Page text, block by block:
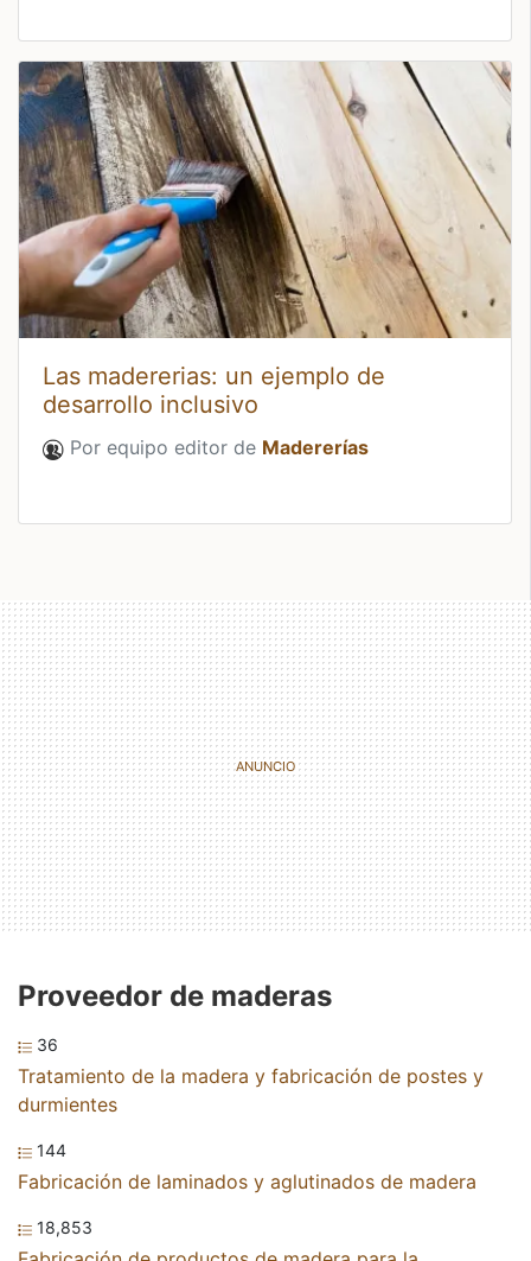
Las madererias: un ejemplo de
desarrollo inclusivo
Por equipo editor de Madererías
Proveedor de maderas
36
Tratamiento de la madera y fabricación de postes y
durmientes
144
Fabricación de laminados y aglutinados de madera
18,853